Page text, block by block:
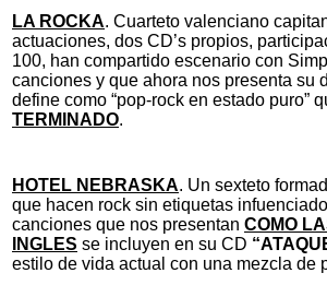
LA ROCKA. Cuarteto valenciano
actuaciones, dos CD’s propios,
100, han compartido escenario con
canciones y que ahora nos presenta su
define como “pop-rock en estado puro”
TERMINADO.
HOTEL NEBRASKA. Un sexteto
que hacen rock sin etiquetas
canciones que nos presentan COMO
INGLES se incluyen en su CD
estilo de vida actual con una mezcla de